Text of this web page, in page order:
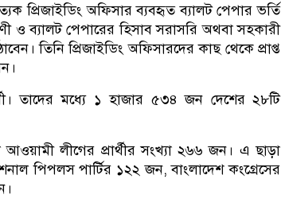
প্রিজাইডিং অফিসার ব্যবহৃত ব্যালট পেপার ভর্তি
ও ব্যালট পেপারের হিসাব সরাসরি অথবা সহকারী
তিনি প্রিজাইডিং অফিসারদের কাছ থেকে প্রাপ্ত
তাদের মধ্যে ১ হাজার ৫৩৪ জন দেশের ২৮টি
লীগের প্রার্থীর সংখ্যা ২৬৬ জন। এ ছাড়া
পিপলস পার্টির ১২২ জন, বাংলাদেশ কংগ্রেসের